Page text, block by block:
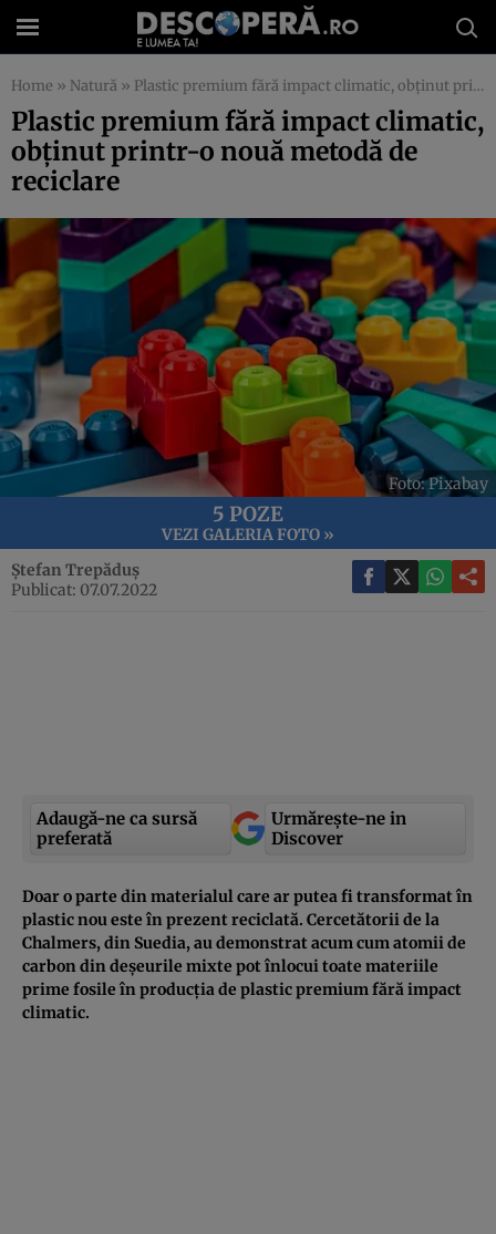
Home » Natură » Plastic premium fără impact climatic, obținut printr-o nouă metodă de reciclare
Plastic premium fără impact climatic,
obținut printr-o nouă metodă de
reciclare
Foto: Pixabay
5 POZE
VEZI GALERIA FOTO »
Ștefan Trepăduș
Publicat: 07.07.2022
Adaugă-ne ca sursă
preferată
Urmărește-ne in
Discover
Doar o parte din materialul care ar putea fi transformat în
plastic nou este în prezent reciclată. Cercetătorii de la
Chalmers, din Suedia, au demonstrat acum cum atomii de
carbon din deșeurile mixte pot înlocui toate materiile
prime fosile în producția de plastic premium fără impact
climatic.